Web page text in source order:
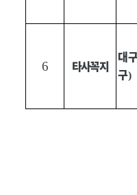
6 타사꼭지
대
구)